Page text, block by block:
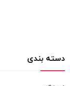
دسته بندی